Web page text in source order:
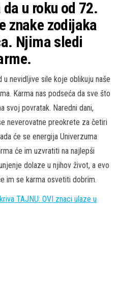
u roku od 72.
znake zodijaka
Njima sledi
nevidljive sile koje oblikuju naše
Karma nas podseća da sve što
svoj povratak. Naredni dani,
neverovatne preokrete za četiri
će se energija Univerzuma
će im uzvratiti na najlepši
dolaze u njihov život, a evo
im se karma osvetiti dobrim.
TAJNU: OVI znaci ulaze u